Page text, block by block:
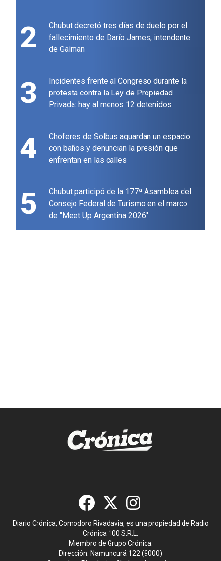
2
Chubut decretó tres días de duelo por el
fallecimiento de Darío James, intendente
de Gaiman
3
Incidentes frente al Congreso durante la
protesta contra la Ley de Propiedad
Privada: hay al menos 12 detenidos
4
Choferes de Solbus aguardan un espacio
con baños y denuncian la presión que
enfrentan en las calles
5
Chubut participó de la 177ª Asamblea del
Consejo Federal de Turismo en el marco
de "Meet Up Argentina 2026"
Diario Crónica, Comodoro Rivadavia, es una propiedad de Radio
Crónica 100 S.R.L.
Miembro de Grupo Crónica.
Dirección: Namuncurá 122 (9000)